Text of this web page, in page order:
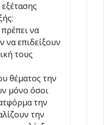
να
να επιδείξουν
τους
θέματος την
μόνο όσοι
την
την